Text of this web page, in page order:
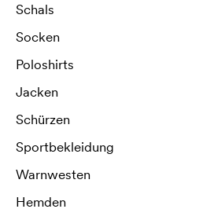
Schals
Socken
Poloshirts
Jacken
Schürzen
Sportbekleidung
Warnwesten
Hemden